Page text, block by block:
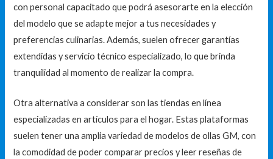
con personal capacitado que podrá asesorarte en la elección
del modelo que se adapte mejor a tus necesidades y
preferencias culinarias. Además, suelen ofrecer garantías
extendidas y servicio técnico especializado, lo que brinda
tranquilidad al momento de realizar la compra.
Otra alternativa a considerar son las tiendas en línea
especializadas en artículos para el hogar. Estas plataformas
suelen tener una amplia variedad de modelos de ollas GM, con
la comodidad de poder comparar precios y leer reseñas de